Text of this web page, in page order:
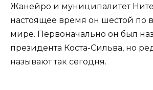
Жанейро и муниципалитет
настоящее время он шестой по
мире. Первоначально он был
президента Коста-Сильва, но
называют так сегодня.